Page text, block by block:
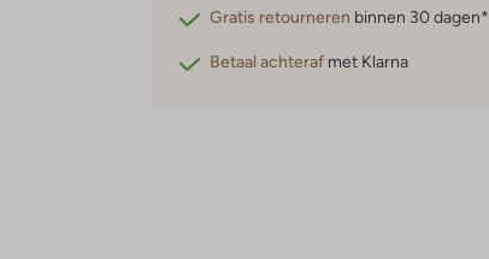
Gratis retourneren binnen 30 dagen*
Betaal achteraf met Klarna